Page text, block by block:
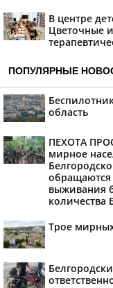
В центре
Цветочные
ПОПУЛЯРНЫЕ
область
ПЕХОТА
мирное
обращаются
выживания
количества
Трое